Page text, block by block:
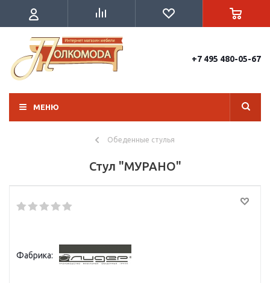
+7 495 480-05-67
МЕНЮ
Обеденные стулья
Стул "МУРАНО"
Фабрика: